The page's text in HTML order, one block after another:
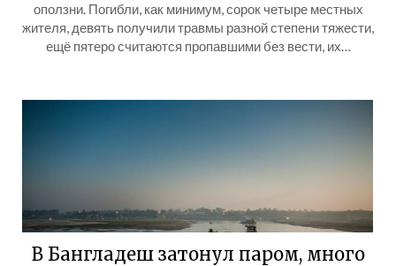
оползни. Погибли, как минимум, сорок четыре местных
жителя, девять получили травмы разной степени тяжести,
ещё пятеро считаются пропавшими без вести, их…
В Бангладеш затонул паром, много